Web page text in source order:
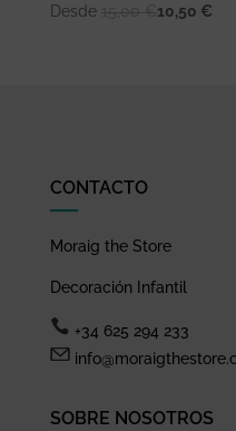
Desde
10,50 €
CONTACTO
Moraig the Store
Decoración Infantil
+34 625 294 233
SOBRE NOSOTROS